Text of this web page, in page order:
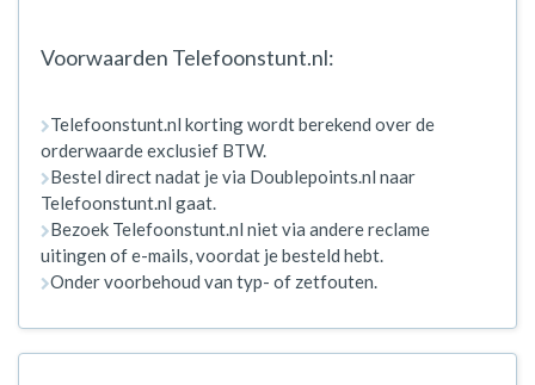
Voorwaarden Telefoonstunt.nl:
Telefoonstunt.nl korting wordt berekend over de
orderwaarde exclusief BTW.
Bestel direct nadat je via Doublepoints.nl naar
Telefoonstunt.nl gaat.
Bezoek Telefoonstunt.nl niet via andere reclame
uitingen of e-mails, voordat je besteld hebt.
Onder voorbehoud van typ- of zetfouten.